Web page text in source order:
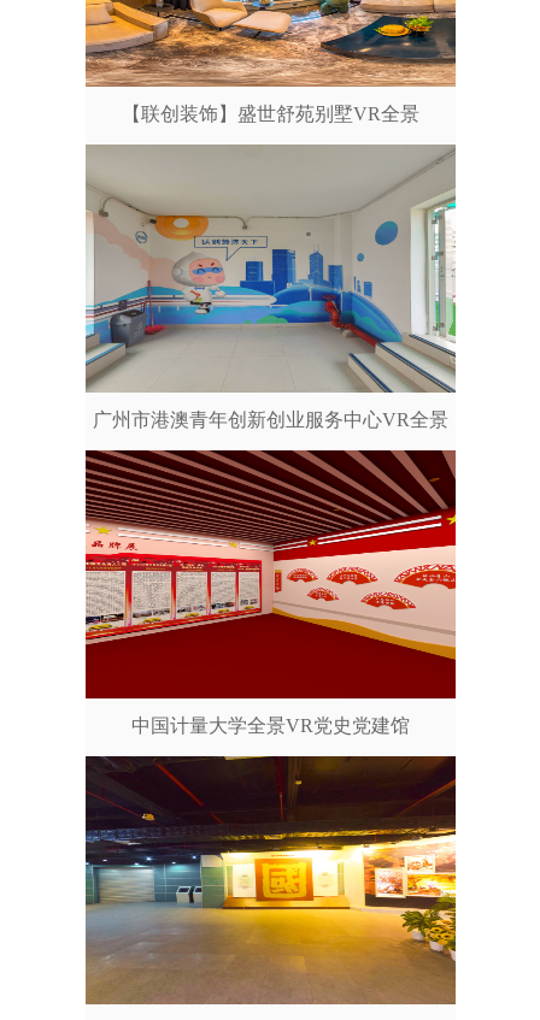
【联创装饰】盛世舒苑别墅VR全景
广州市港澳青年创新创业服务中心VR全景
中国计量大学全景VR党史党建馆